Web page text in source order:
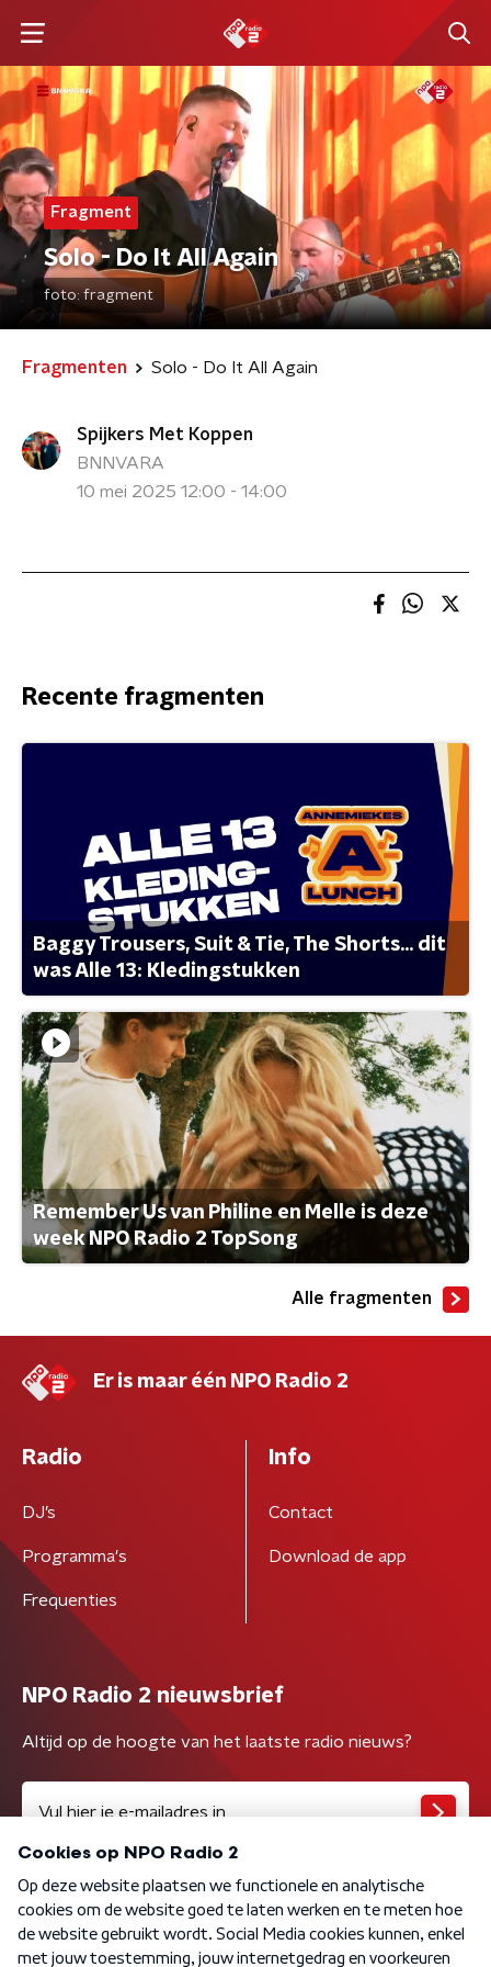
Fragment
Solo - Do It All Again
foto:fragment
Fragmenten Solo - Do It All Again
Spijkers Met Koppen
BNNVARA
10 mei 2025 12:00 - 14:00
Recente fragmenten
Baggy Trousers, Suit & Tie, The Shorts... dit
was Alle 13: Kledingstukken
Remember Us van Philine en Melle is deze
week NPO Radio 2 TopSong
Alle fragmenten
Er is maar één NPO Radio 2
Radio
DJ’s
Programma's
Frequenties
Info
Contact
Download de app
NPO Radio 2 nieuwsbrief
Altijd op de hoogte van het laatste radio nieuws?
Algemene voorwaarden